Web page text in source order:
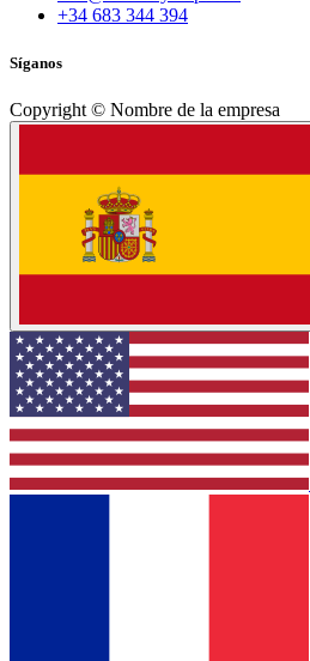
+34 683 344 394
Síganos
Copyright © Nombre de la empresa